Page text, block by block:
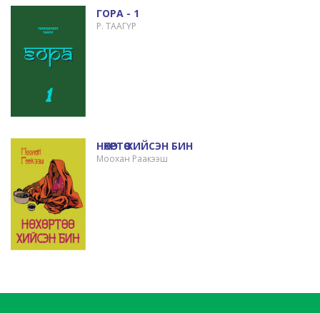
ГОРА - 1
Р. ТААГҮР
НӨХӨРТӨӨ ХИЙСЭН БИН
Моохан Раакээш